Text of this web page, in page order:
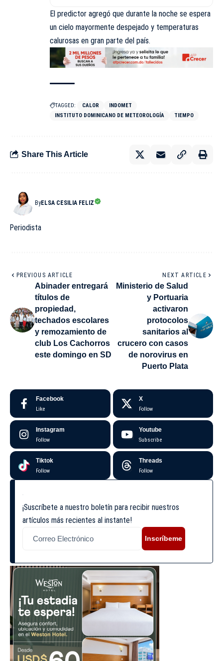
El predictor agregó que durante la noche se espera
un cielo mayormente despejado y temperaturas
calurosas en gran parte del país.
TAGGED: CALOR
INDOMET
INSTITUTO DOMINICANO DE METEOROLOGÍA
TIEMPO
Share This Article
ByELSA CESILIA FELIZ
Periodista
PREVIOUS ARTICLE
Abinader entregará
títulos de
propiedad,
techados escolares
y remozamiento de
club Los Cachorros
este domingo en SD
NEXT ARTICLE
Ministerio de Salud
y Portuaria
activaron
protocolos
sanitarios al
crucero con casos
de norovirus en
Puerto Plata
Facebook
Like
X
Follow
Instagram
Follow
Youtube
Subscribe
Tiktok
Follow
Threads
Follow
¡Suscríbete a nuestro boletín para recibir nuestros
artículos más recientes al instante!
Inscríbeme